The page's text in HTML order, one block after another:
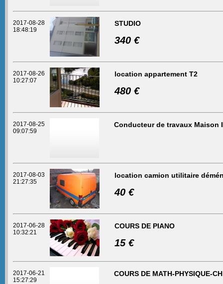
2017-08-28
18:48:19
STUDIO
340 €
2017-08-26
10:27:07
location appartement T2
480 €
2017-08-25
09:07:59
Conducteur de travaux Maison
2017-08-03
21:27:35
location camion utilitaire
40 €
2017-06-28
10:32:21
COURS DE PIANO
15 €
2017-06-21
15:27:29
COURS DE MATH-PHYSIQUE-